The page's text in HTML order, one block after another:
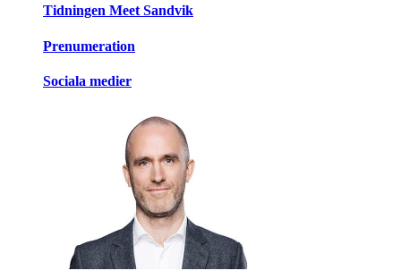
Tidningen Meet Sandvik
Prenumeration
Sociala medier